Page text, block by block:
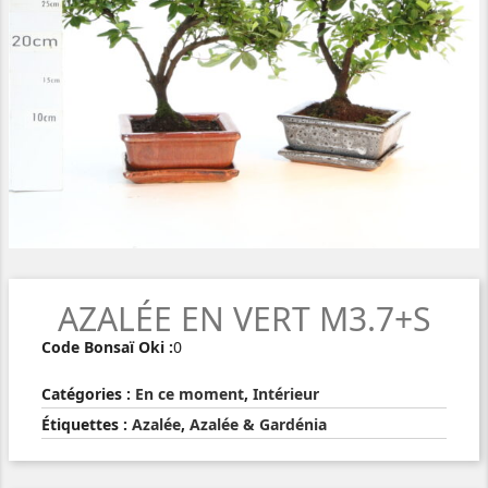
AZALÉE EN VERT M3.7+S
Code Bonsaï Oki :0
Catégories : En ce moment, Intérieur
Étiquettes : Azalée, Azalée & Gardénia